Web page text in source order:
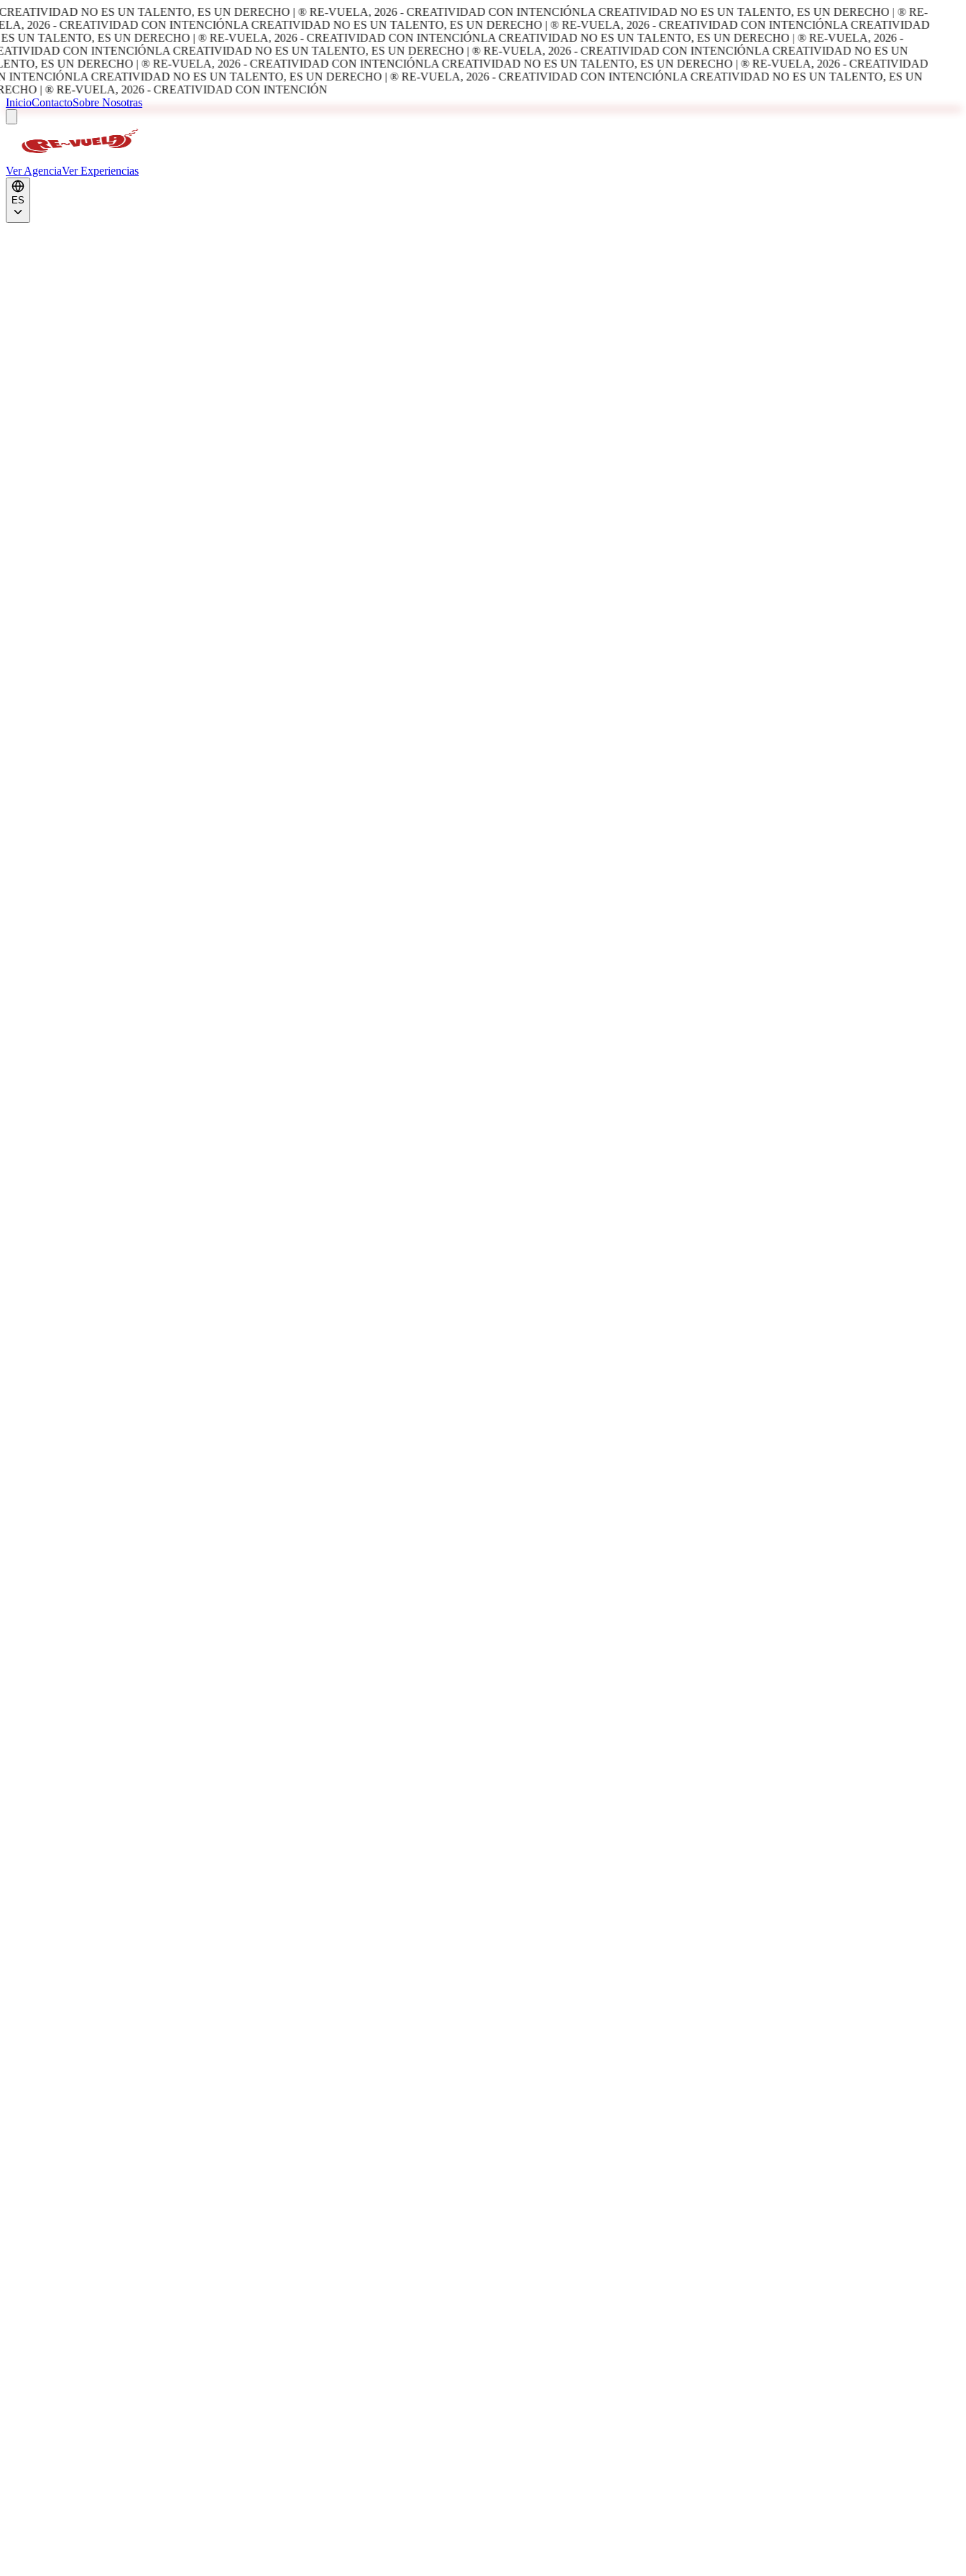
NO ES UN TALENTO, ES UN DERECHO | ® RE-VUELA, 2026 - CREATIVIDAD CON INTENCIÓNLA CREATIVIDAD NO ES UN TALENTO, ES UN DERECHO | ® RE-
2026 - CREATIVIDAD CON INTENCIÓNLA CREATIVIDAD NO ES UN TALENTO, ES UN DERECHO | ® RE-VUELA, 2026 - CREATIVIDAD CON INTENCIÓNLA CREATIVIDAD
UN TALENTO, ES UN DERECHO | ® RE-VUELA, 2026 - CREATIVIDAD CON INTENCIÓNLA CREATIVIDAD NO ES UN TALENTO, ES UN DERECHO | ® RE-VUELA, 2026 -
CON INTENCIÓNLA CREATIVIDAD NO ES UN TALENTO, ES UN DERECHO | ® RE-VUELA, 2026 - CREATIVIDAD CON INTENCIÓNLA CREATIVIDAD NO ES UN
ES UN DERECHO | ® RE-VUELA, 2026 - CREATIVIDAD CON INTENCIÓNLA CREATIVIDAD NO ES UN TALENTO, ES UN DERECHO | ® RE-VUELA, 2026 - CREATIVIDAD
INTENCIÓNLA CREATIVIDAD NO ES UN TALENTO, ES UN DERECHO | ® RE-VUELA, 2026 - CREATIVIDAD CON INTENCIÓNLA CREATIVIDAD NO ES UN TALENTO, ES UN
| ® RE-VUELA, 2026 - CREATIVIDAD CON INTENCIÓN
InicioContactoSobre Nosotras
Ver AgenciaVer Experiencias
ES